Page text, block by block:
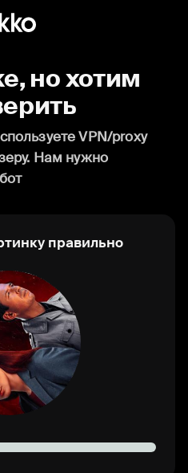
но хотим
VPN/proxy
Нам нужно
правильно